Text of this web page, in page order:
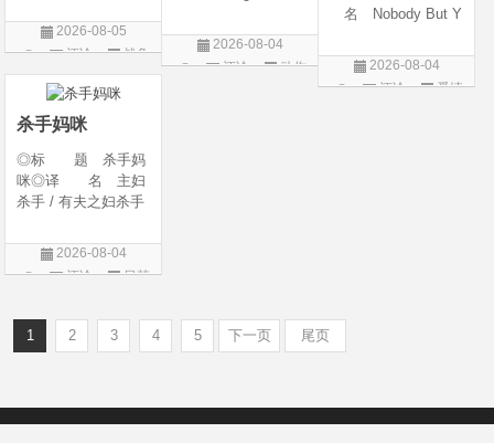
年 代: 2026◎
产 地: 美国◎
作 / 战争◎语 言:
英语◎上映日
2026-08-05
评论
战争
片
产 地: 印度◎
类 别: 动作 / 惊
2026-08-04
评论
动作
名 Nobody But Y
26◎产 地 中国
大陆◎类 别 喜
2026-08-04
评论
爱情
杀手妈咪
◎标 题 杀手妈
咪◎译 名 主妇
杀手 / 有夫之妇杀手
ler / A Bona Fide Kill
er◎年 代 2026
悚◎语
2026-08-04
评论
日韩
1 2 3 4 5 下一页 尾页